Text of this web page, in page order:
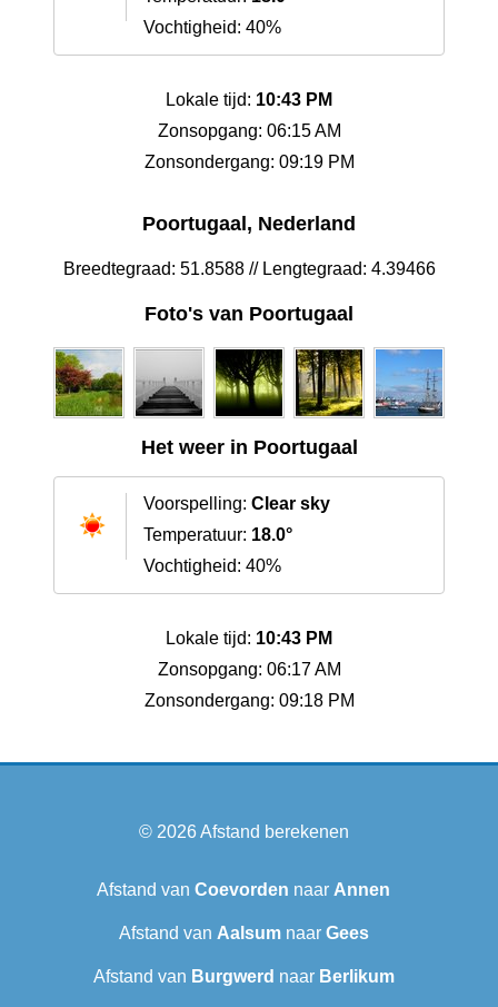
Vochtigheid: 40%
Lokale tijd: 10:43 PM
Zonsopgang: 06:15 AM
Zonsondergang: 09:19 PM
Poortugaal, Nederland
Breedtegraad: 51.8588 // Lengtegraad: 4.39466
Foto's van Poortugaal
Het weer in Poortugaal
Voorspelling: Clear sky
Temperatuur: 18.0°
Vochtigheid: 40%
Lokale tijd: 10:43 PM
Zonsopgang: 06:17 AM
Zonsondergang: 09:18 PM
© 2026Afstand berekenen
Afstand van Coevorden naar Annen
Afstand van Aalsumnaar Gees
Afstand van Burgwerd naar Berlikum